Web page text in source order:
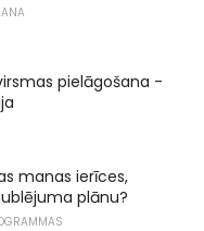
pielāgošana -
manas ierīces,
plānu?